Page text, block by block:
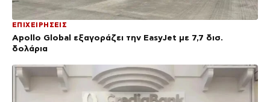
ΕΠΙΧΕΙΡΗΣΕΙΣ
Apollo Global εξαγοράζει την EasyJet με 7,7 δισ.
δολάρια